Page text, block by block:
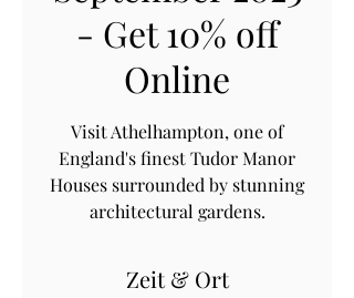
- Get 10% off
Online
Visit Athelhampton, one of
England's finest Tudor Manor
Houses surrounded by stunning
architectural gardens.
Zeit & Ort